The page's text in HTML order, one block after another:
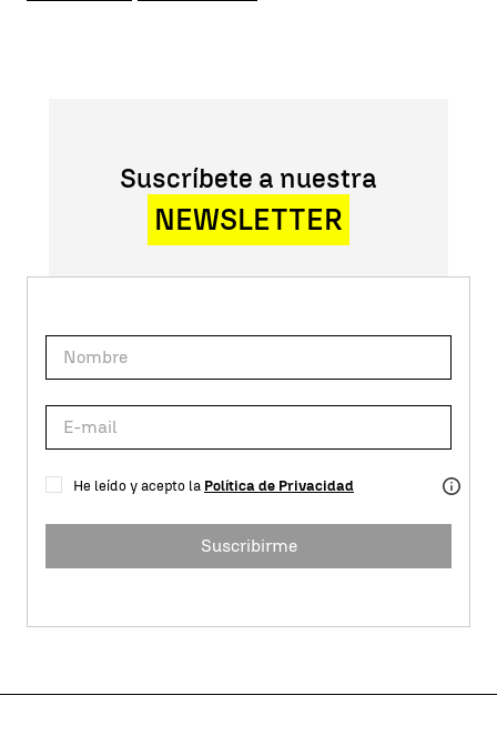
Suscríbete a nuestra
NEWSLETTER
He leído y acepto la Política de Privacidad
Suscribirme